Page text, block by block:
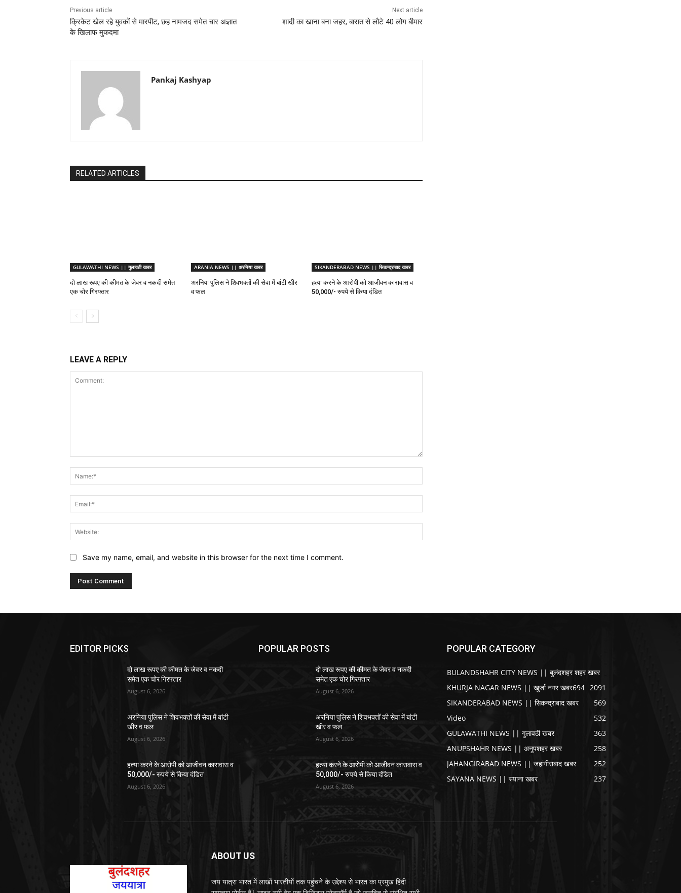
Previous article
क्रिकेट खेल रहे युवकों से मारपीट, छह नामजद समेत चार अज्ञात
के खिलाफ मुकदमा
Next article
शादी का खाना बना जहर, बारात से लौटे 40 लोग बीमार
Pankaj Kashyap
RELATED ARTICLES
GULAWATHI NEWS || गुलावठी खबर
दो लाख रूपए की कीमत के जेवर व नकदी समेत
एक चोर गिरफ्तार
ARANIA NEWS || अरनिया खबर
अरनिया पुलिस ने शिवभक्तों की सेवा में बांटी खीर
व फल
SIKANDERABAD NEWS || सिकन्द्राबाद खबर
हत्या करने के आरोपी को आजीवन कारावास व
50,000/- रुपये से किया दंडित
LEAVE A REPLY
Save my name, email, and website in this browser for the next time I comment.
EDITOR PICKS
दो लाख रूपए की कीमत के जेवर व नकदी
समेत एक चोर गिरफ्तार
August 6, 2026
अरनिया पुलिस ने शिवभक्तों की सेवा में बांटी
खीर व फल
August 6, 2026
हत्या करने के आरोपी को आजीवन कारावास व
50,000/- रुपये से किया दंडित
August 6, 2026
POPULAR POSTS
दो लाख रूपए की कीमत के जेवर व नकदी
समेत एक चोर गिरफ्तार
August 6, 2026
अरनिया पुलिस ने शिवभक्तों की सेवा में बांटी
खीर व फल
August 6, 2026
हत्या करने के आरोपी को आजीवन कारावास व
50,000/- रुपये से किया दंडित
August 6, 2026
POPULAR CATEGORY
BULANDSHAHR CITY NEWS || बुलंदशहर शहर खबर
2091
KHURJA NAGAR NEWS || खुर्जा नगर खबर694
SIKANDERABAD NEWS || सिकन्द्राबाद खबर
569
Video
532
GULAWATHI NEWS || गुलावठी खबर
363
ANUPSHAHR NEWS || अनूपशहर खबर
258
JAHANGIRABAD NEWS || जहांगीराबाद खबर
252
SAYANA NEWS || स्याना खबर
237
ABOUT US
जय यात्रा भारत में लाखों भारतीयों तक पहुंचने के उद्देश्य से भारत का प्रमुख हिंदी